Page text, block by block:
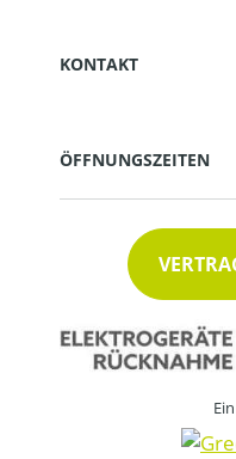
KONTAKT
ÖFFNUNGSZEITEN